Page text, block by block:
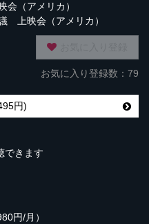
（アメリカ）
上映会（アメリカ）
お気に入り登録数：79
円)
できます
円/月）